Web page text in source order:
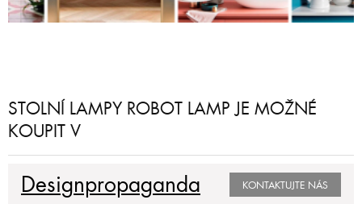
STOLNÍ LAMPY ROBOT LAMP JE MOŽNÉ
KOUPIT V
Designpropaganda KONTAKTUJTE NÁS